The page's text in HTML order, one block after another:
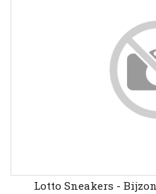
Lotto Sneakers -